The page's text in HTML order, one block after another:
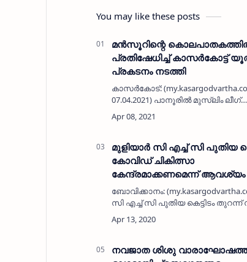
You may like these posts
മൻസൂറിന്റെ
പ്രതിഷേധിച്ച് കാസർകോട്ട്
പ്രകടനം നടത്തി
കാസർകോട്:
07.04.2021) പാനൂരിൽ മുസ്ലിം ലീഗ്
പ്രവർത്തകൻ മൻസൂറിന്റെ
കൊലപാതകത്തിൽ പ്രതിഷേധിച്ച്
നേതൃത്വത്തിൽ കാസർകോട്…
മുളിയാര്‍ സി എച്ച് സി പുതിയ
കോവിഡ് ചികിത്സാ
കേന്ദ്രമാക്കണമെന്ന് ആവശ്യം
ബോവിക്കാനം:
സി എച്ച് സി പുതിയ കെട്ടിടം തുറന്ന്
കോവിഡ് 19 ചികിത്സാ
കേന്ദ്രമാക്കണമെന്നാവശ്യപ്പെട്ട്
നവജാത ശിശു